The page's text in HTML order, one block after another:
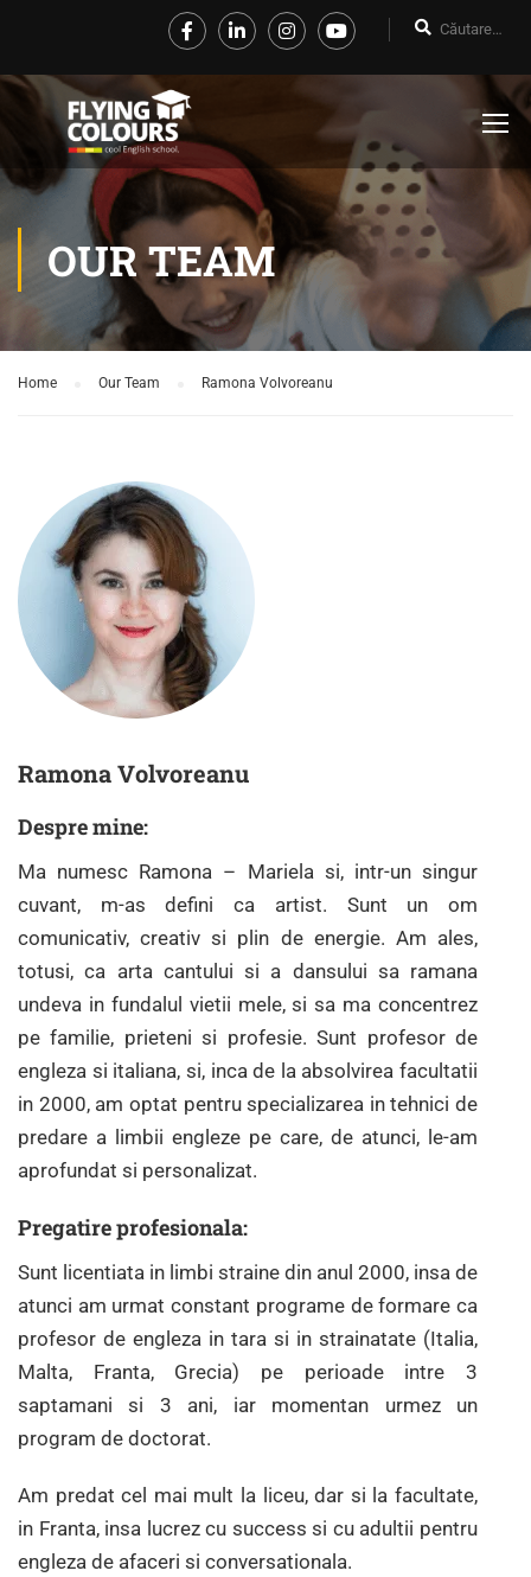
OUR TEAM
Home Our Team Ramona Volvoreanu
Ramona Volvoreanu
Despre mine:
Ma numesc Ramona – Mariela si, intr-un singur
cuvant, m-as defini ca artist. Sunt un om
comunicativ, creativ si plin de energie. Am ales,
totusi, ca arta cantului si a dansului sa ramana
undeva in fundalul vietii mele, si sa ma concentrez
pe familie, prieteni si profesie. Sunt profesor de
engleza si italiana, si, inca de la absolvirea facultatii
in 2000, am optat pentru specializarea in tehnici de
predare a limbii engleze pe care, de atunci, le-am
aprofundat si personalizat.
Pregatire profesionala:
Sunt licentiata in limbi straine din anul 2000, insa de
atunci am urmat constant programe de formare ca
profesor de engleza in tara si in strainatate (Italia,
Malta, Franta, Grecia) pe perioade intre 3
saptamani si 3 ani, iar momentan urmez un
program de doctorat.
Am predat cel mai mult la liceu, dar si la facultate,
in Franta, insa lucrez cu success si cu adultii pentru
engleza de afaceri si conversationala.